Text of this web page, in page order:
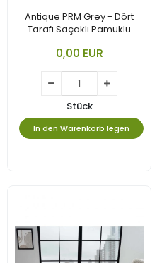
Antique PRM Grey - Dört
Tarafı Saçaklı Pamuklu
0,00 EUR
Stück
In den Warenkorb legen